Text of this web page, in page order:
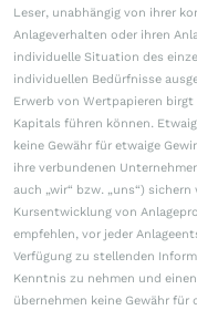
Leser, unabhängig von ihrer
Anlageverhalten oder ihren
individuelle Situation des
individuellen Bedürfnisse
Erwerb von Wertpapieren
Kapitals führen können.
keine Gewähr für etwaige
ihre verbundenen
auch „wir“ bzw. „uns“)
Kursentwicklung von
empfehlen, vor jeder
Verfügung zu stellenden
Kenntnis zu nehmen und
übernehmen keine Gewähr